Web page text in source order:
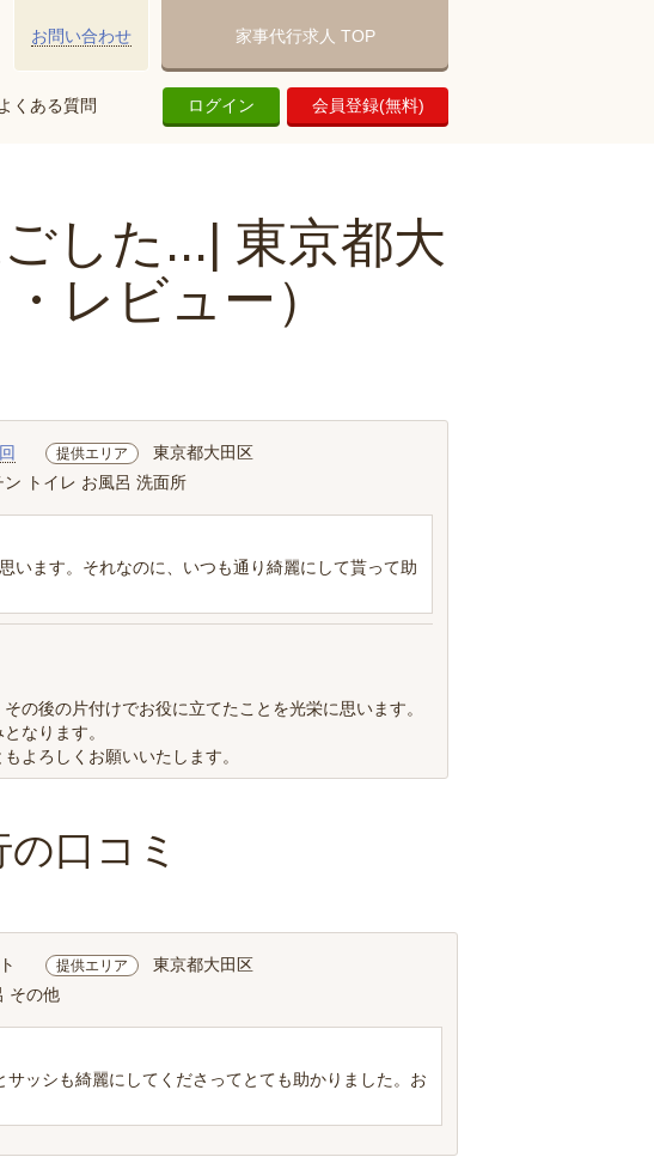
よくある質問 ログイン 会員登録(無料)
お問い合わせ 家事代行求人 TOP
した...| 東京都大
レビュー）
提供エリア 東京都大田区
ン トイレ お風呂 洗面所
います。それなのに、いつも通り綺麗にして貰って助
の後の片付けでお役に立てたことを光栄に思います。
なります。
よろしくお願いいたします。
口コミ
提供エリア 東京都大田区
その他
ッシも綺麗にしてくださってとても助かりました。お